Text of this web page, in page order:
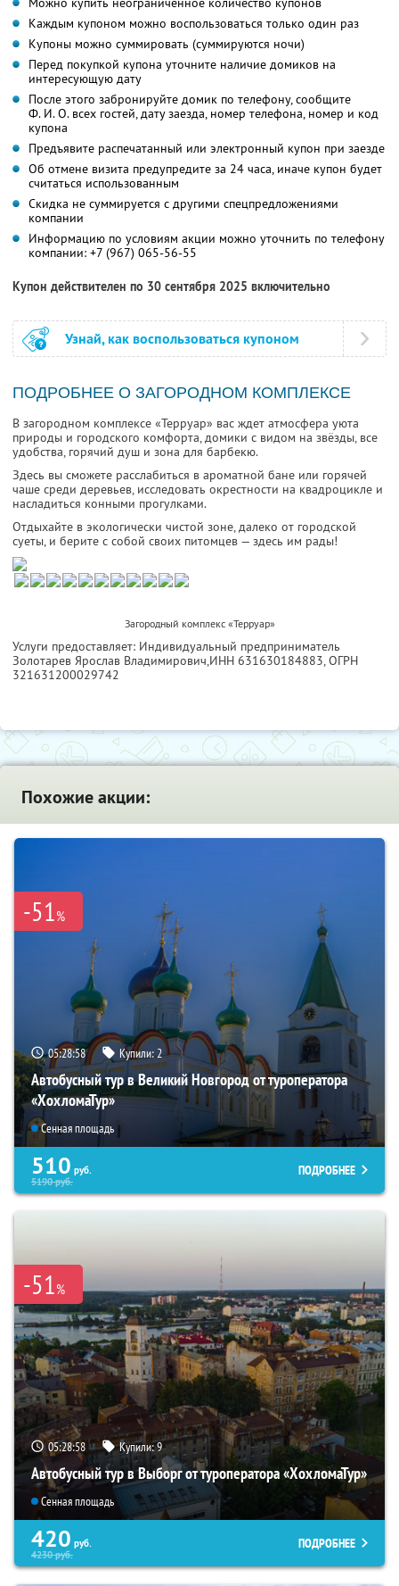
Каждым купоном можно воспользоваться только один раз
Купоны можно суммировать (суммируются ночи)
Перед покупкой купона уточните наличие домиков на
интересующую дату
После этого забронируйте домик по телефону, сообщите
Ф. И. О.всех гостей, дату заезда, номер телефона, номер и код
купона
Предъявите распечатанный или электронный купон при заезде
Об отмене визита предупредите за 24 часа, иначе купон будет
считаться использованным
Скидка не суммируется с другими спецпредложениями
компании
Информацию по условиям акции можно уточнить по телефону
компании: +7 (967) 065-56-55
Купон действителен по 30 сентября 2025 включительно
Узнай, как воспользоваться купоном
ПОДРОБНЕЕ О ЗАГОРОДНОМ КОМПЛЕКСЕ
В загородном комплексе «Терруар» вас ждет атмосфера уюта
природы и городского комфорта, домики с видом на звёзды, все
удобства, горячий душ и зона для барбекю.
Здесь вы сможете расслабиться в ароматной бане или горячей
чаше среди деревьев, исследовать окрестности на квадроцикле и
насладиться конными прогулками.
Отдыхайте в экологически чистой зоне, далеко от городской
суеты, и берите с собой своих питомцев — здесь им рады!
Загородный комплекс «Терруар»
Услуги предоставляет: Индивидуальный предприниматель
Золотарев Ярослав Владимирович,ИНН 631630184883, ОГРН
321631200029742
Похожие акции:
-51%
05:28:57 Купили:2
Автобусный тур в Великий Новгород от туроператора
«ХохломаТур»
Сенная площадь
510 руб.
5190руб.
ПОДРОБНЕЕ
-51%
05:28:57 Купили:9
Автобусный тур в Выборг от туроператора «ХохломаТур»
Сенная площадь
420 руб.
4230руб.
ПОДРОБНЕЕ